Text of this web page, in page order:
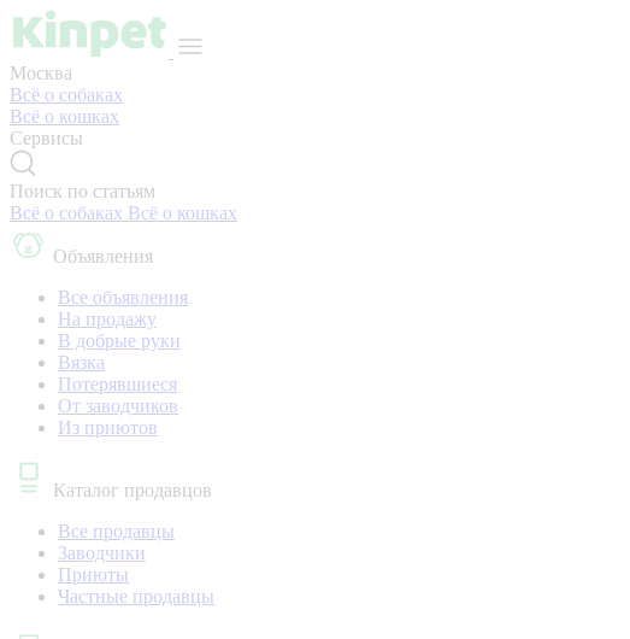
Москва
Всё о собаках
Всё о кошках
Сервисы
Поиск по статьям
Всё о собаках Всё о кошках
Объявления
Все объявления
На продажу
В добрые руки
Вязка
Потерявшиеся
От заводчиков
Из приютов
Каталог продавцов
Все продавцы
Заводчики
Приюты
Частные продавцы